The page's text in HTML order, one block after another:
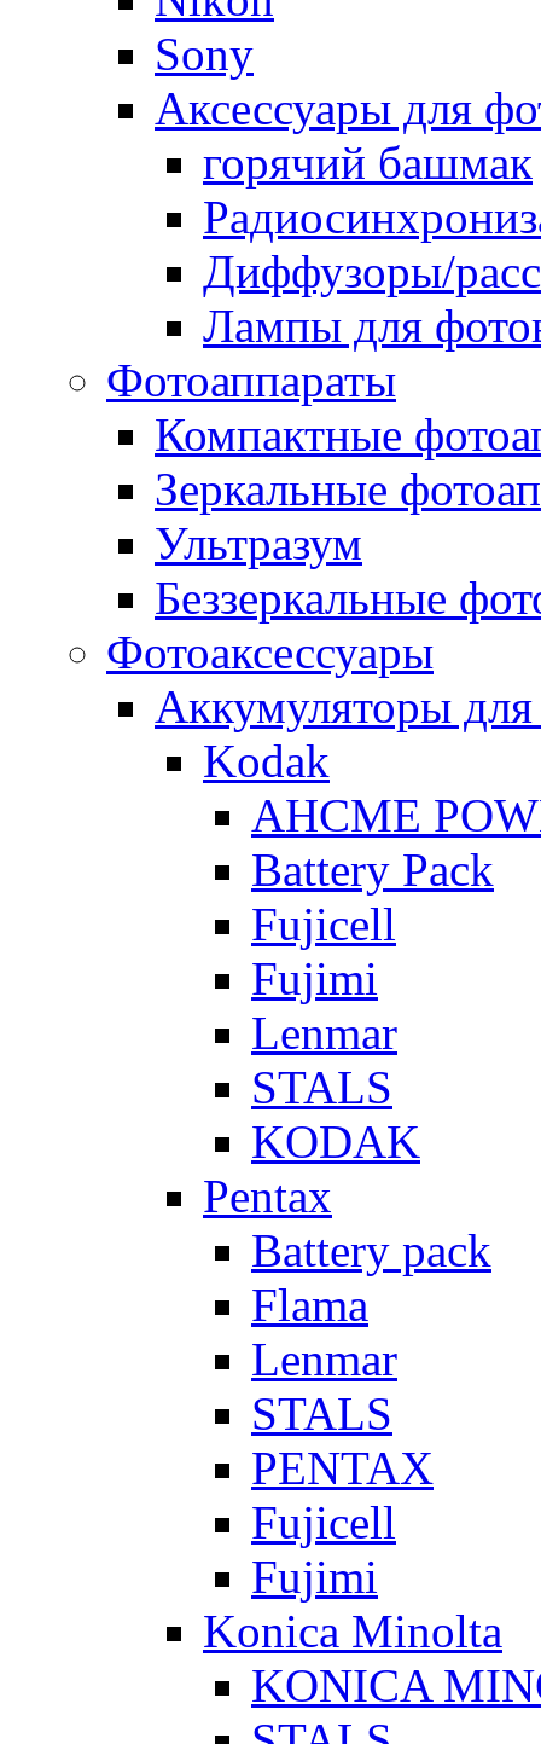
Sony
Аксессуары для
горячий башмак
Диффузоры/
Лампы для
Фотоаппараты
Компактные
Зеркальные
Ультразум
Беззеркальные
Фотоаксессуары
Аккумуляторы для
Kodak
AHCME
Battery Pack
Fujicell
Fujimi
Lenmar
STALS
KODAK
Pentax
Battery pack
Flama
Lenmar
STALS
PENTAX
Fujicell
Fujimi
Konica Minolta
KONICA